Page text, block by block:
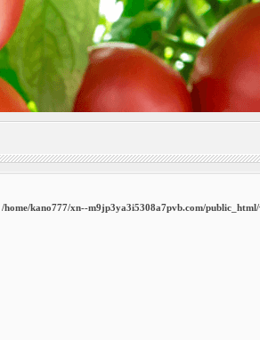
/home/kano777/xn--m9jp3ya3i5308a7pvb.com/